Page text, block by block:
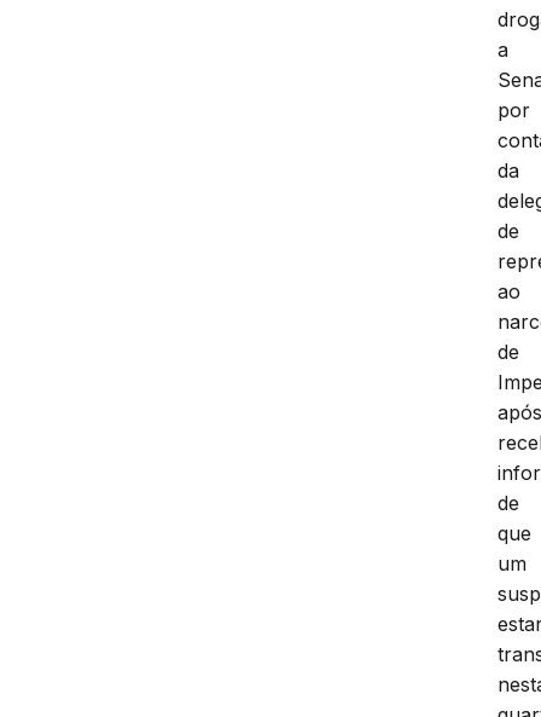
a
por
da
de
ao
de
de
que
um